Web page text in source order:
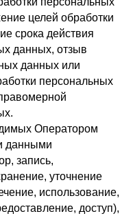
целей обработки
срока действия
данных, отзыв
данных или
персональных
Оператором
данными
запись,
уточнение
использование,
доступ),